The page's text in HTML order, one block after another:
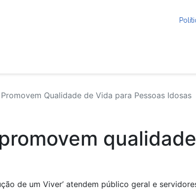
Qualidade de Vida para Pessoas Idosas
de um Viver’ atendem público geral e